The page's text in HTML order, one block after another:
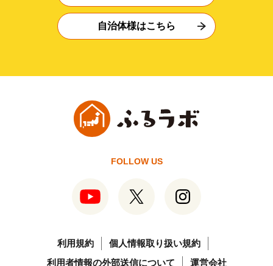
自治体様はこちら
FOLLOW US
利用規約
個人情報取り扱い規約
利用者情報の外部送信について
運営会社